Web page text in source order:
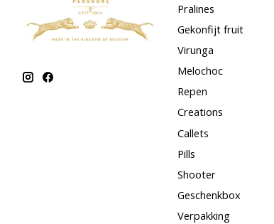
Pralines
Gekonfijt fruit
Virunga
Melochoc
Repen
Creations
Callets
Pills
Shooter
Geschenkbox
Verpakking